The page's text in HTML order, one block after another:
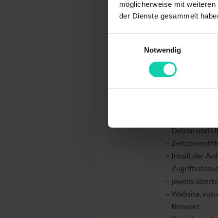
möglicherweise mit
der Dienste gesammelt
Notwendig
§ 3 Erhebung
Bei der bloß
übermitteln,
übermittelt. Wenn
gewährleisten
– Datum und
–
– Inhalt der
–
– jeweils
– Website,
– Browser